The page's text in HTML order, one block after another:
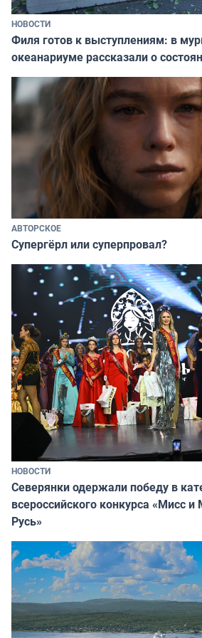
НОВОСТИ
Филя готов к выступлениям: в
океанариуме рассказали о
АВТОРСКОЕ
Супергёрл или суперпровал?
НОВОСТИ
Северянки одержали победу в
всероссийского конкурса «Мисс и
Русь»